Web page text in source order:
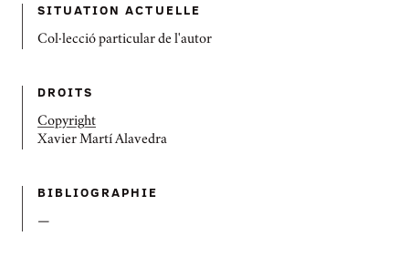
SITUATION ACTUELLE
Col·lecció particular de l'autor
DROITS
Copyright
Xavier Martí Alavedra
BIBLIOGRAPHIE
—